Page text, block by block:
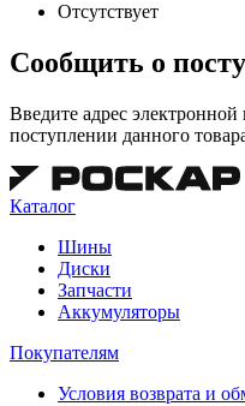
Отсутствует
Сообщить о
Введите адрес
поступлении данного
Каталог
Шины
Диски
Запчасти
Аккумуляторы
Покупателям
Условия возврата и